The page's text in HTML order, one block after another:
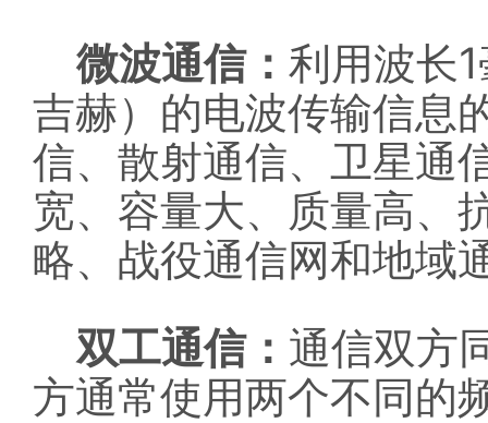
微波通信： 利用波长1
吉赫）的电波传输信息
信、散射通信、卫星通
宽、容量大、质量高、
略、战役通信网和地域
双工通信： 通信双方
方通常使用两个不同的